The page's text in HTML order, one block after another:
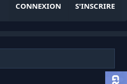
CONNEXION S'INSCRIRE